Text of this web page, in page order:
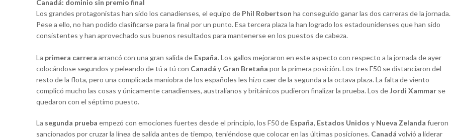
Canadá: dominio sin premio final
Los grandes protagonistas han sido los canadienses, el equipo de Phil Robertson ha conseguido ganar las dos carreras de la jornada.
Pese a ello, no han podido clasificarse para la final por un punto. Esa tercera plaza la han logrado los estadounidenses que han sido
consistentes y han aprovechado sus buenos resultados para mantenerse en los puestos de cabeza.
La primera carrera arrancó con una gran salida de España. Los gallos mejoraron en este aspecto con respecto a la jornada de ayer
colocándose segundos y peleando de tú a tú con Canadá y Gran Bretaña por la primera posición. Los tres F50 se distanciaron del
resto de la flota, pero una complicada maniobra de los españoles les hizo caer de la segunda a la octava plaza. La falta de viento
complicó mucho las cosas y únicamente canadienses, australianos y británicos pudieron finalizar la prueba. Los deJordi Xammar se
quedaron con el séptimo puesto.
La segunda prueba empezó con emociones fuertes desde el principio, los F50 de España, Estados Unidos y Nueva Zelanda fueron
sancionados por cruzar la línea de salida antes de tiempo, teniéndose que colocar en las últimas posiciones. Canadá volvió a liderar